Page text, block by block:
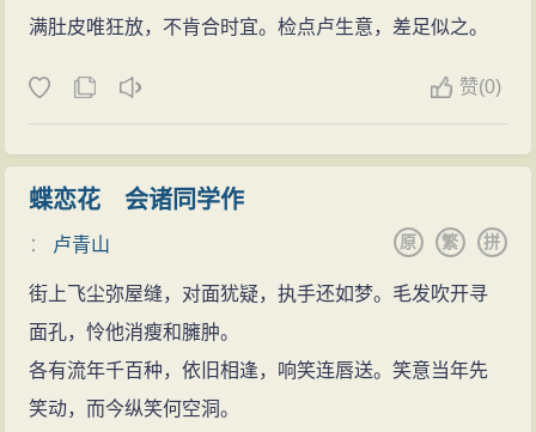
满肚皮唯狂放，不肯合时宜。检点卢生意，差足似之。
赞(0)
蝶恋花 会诸同学作
： 卢青山 拼
繁
原
街上飞尘弥屋缝，对面犹疑，执手还如梦。毛发吹开寻
面孔，怜他消瘦和臃肿。
各有流年千百种，依旧相逢，响笑连唇送。笑意当年先
笑动，而今纵笑何空洞。